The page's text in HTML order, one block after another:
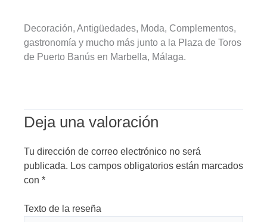
Decoración, Antigüedades, Moda, Complementos,
gastronomía y mucho más junto a la Plaza de Toros
de Puerto Banús en Marbella, Málaga.
Deja una valoración
Tu dirección de correo electrónico no será
publicada. Los campos obligatorios están marcados
con *
Texto de la reseña